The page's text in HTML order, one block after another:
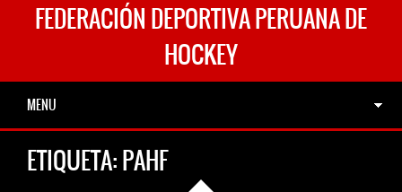
FEDERACIÓN DEPORTIVA PERUANA DE
HOCKEY
MENU
ETIQUETA:PAHF